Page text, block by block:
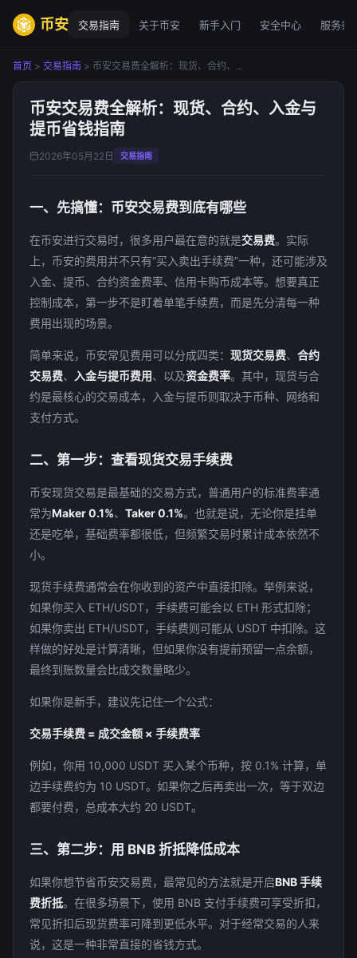
币安 交易指南 关于币安 新手入门 安全中心 服务条
首页 > 交易指南 > 币安交易费全解析：现货、合约、...
币安交易费全解析：现货、合约、入金与
提币省钱指南
2026年05月22日 交易指南
一、先搞懂：币安交易费到底有哪些
在币安进行交易时，很多用户最在意的就是交易费。实际
上，币安的费用并不只有“买入卖出手续费”一种，还可能涉及
入金、提币、合约资金费率、信用卡购币成本等。想要真正
控制成本，第一步不是盯着单笔手续费，而是先分清每一种
费用出现的场景。
简单来说，币安常见费用可以分成四类： 现货交易费、 合约
交易费、 入金与提币费用、以及资金费率。其中，现货与合
约是最核心的交易成本，入金与提币则取决于币种、网络和
支付方式。
二、第一步：查看现货交易手续费
币安现货交易是最基础的交易方式，普通用户的标准费率通
常为Maker 0.1%、 Taker 0.1%。也就是说，无论你是挂单
还是吃单，基础费率都很低，但频繁交易时累计成本依然不
小。
现货手续费通常会在你收到的资产中直接扣除。举例来说，
如果你买入 ETH/USDT，手续费可能会以 ETH 形式扣除；
如果你卖出 ETH/USDT，手续费则可能从 USDT 中扣除。这
样做的好处是计算清晰，但如果你没有提前预留一点余额，
最终到账数量会比成交数量略少。
如果你是新手，建议先记住一个公式：
交易手续费 = 成交金额 × 手续费率
例如，你用 10,000 USDT 买入某个币种，按 0.1% 计算，单
边手续费约为 10 USDT。如果你之后再卖出一次，等于双边
都要付费，总成本大约 20 USDT。
三、第二步：用 BNB 折抵降低成本
如果你想节省币安交易费，最常见的方法就是开启BNB 手续
费折抵。在很多场景下，使用 BNB 支付手续费可享受折扣，
常见折扣后现货费率可降到更低水平。对于经常交易的人来
说，这是一种非常直接的省钱方式。